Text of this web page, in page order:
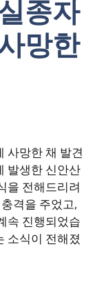
종자
망한
사망한 채 발견
발생한 신안산
을 전해드리려
격을 주었고,
속 진행되었습
소식이 전해졌